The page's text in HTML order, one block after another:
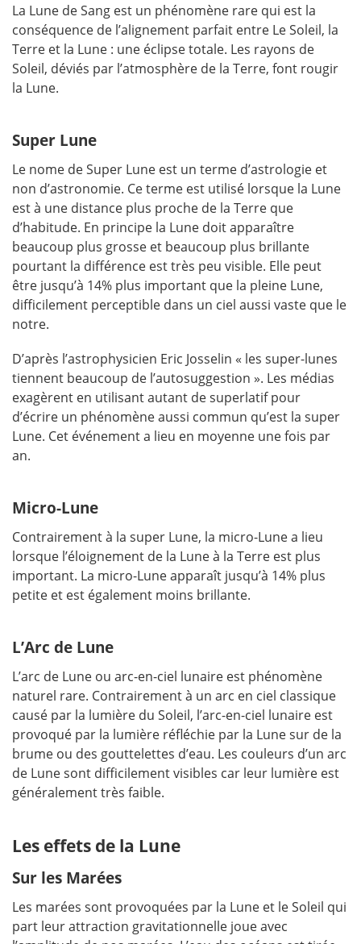
La Lune de Sang est un phénomène rare qui est la
conséquence de l’alignement parfait entre Le Soleil, la
Terre et la Lune : une éclipse totale. Les rayons de
Soleil, déviés par l’atmosphère de la Terre, font rougir
la Lune.
Super Lune
Le nome de Super Lune est un terme d’astrologie et
non d’astronomie. Ce terme est utilisé lorsque la Lune
est à une distance plus proche de la Terre que
d’habitude. En principe la Lune doit apparaître
beaucoup plus grosse et beaucoup plus brillante
pourtant la différence est très peu visible. Elle peut
être jusqu’à 14% plus important que la pleine Lune,
difficilement perceptible dans un ciel aussi vaste que le
notre.
D’après l’astrophysicien Eric Josselin « les super-lunes
tiennent beaucoup de l’autosuggestion ». Les médias
exagèrent en utilisant autant de superlatif pour
d’écrire un phénomène aussi commun qu’est la super
Lune. Cet événement a lieu en moyenne une fois par
an.
Micro-Lune
Contrairement à la super Lune, la micro-Lune a lieu
lorsque l’éloignement de la Lune à la Terre est plus
important. La micro-Lune apparaît jusqu’à 14% plus
petite et est également moins brillante.
L’Arc de Lune
L’arc de Lune ou arc-en-ciel lunaire est phénomène
naturel rare. Contrairement à un arc en ciel classique
causé par la lumière du Soleil, l’arc-en-ciel lunaire est
provoqué par la lumière réfléchie par la Lune sur de la
brume ou des gouttelettes d’eau. Les couleurs d’un arc
de Lune sont difficilement visibles car leur lumière est
généralement très faible.
Les effets de la Lune
Sur les Marées
Les marées sont provoquées par la Lune et le Soleil qui
part leur attraction gravitationnelle joue avec